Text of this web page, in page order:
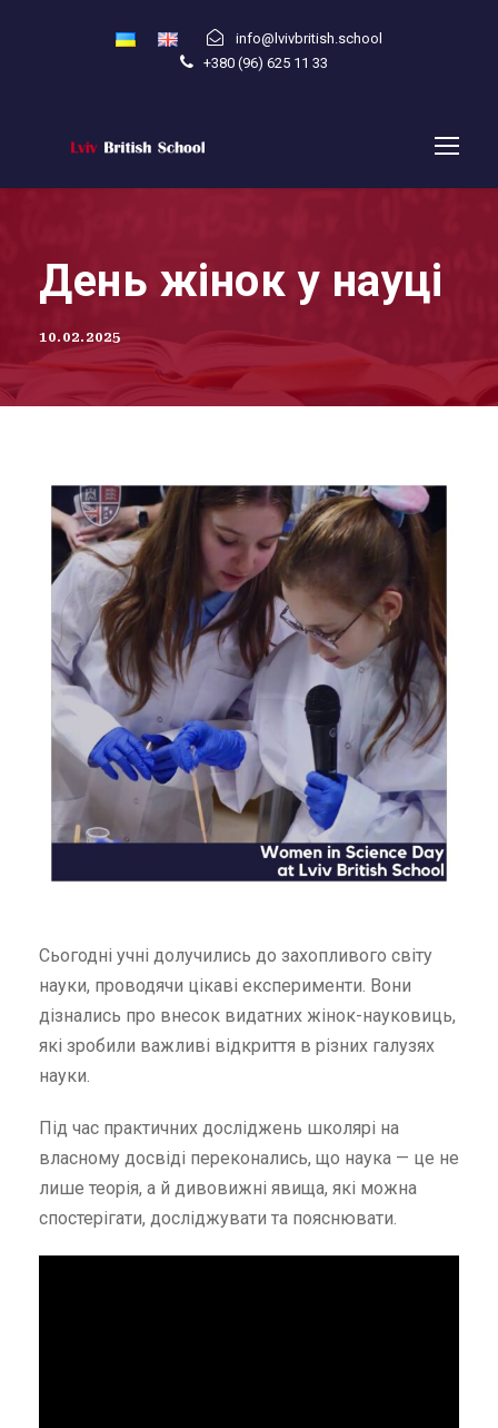
info@lvivbritish.school
+380 (96) 625 11 33
День жінок у науці
10.02.2025
Сьогодні учні долучились до захопливого світу
науки, проводячи цікаві експерименти. Вони
дізнались про внесок видатних жінок-науковиць,
які зробили важливі відкриття в різних галузях
науки.
Під час практичних досліджень школярі на
власному досвіді переконались, що наука — це не
лише теорія, а й дивовижні явища, які можна
спостерігати, досліджувати та пояснювати.